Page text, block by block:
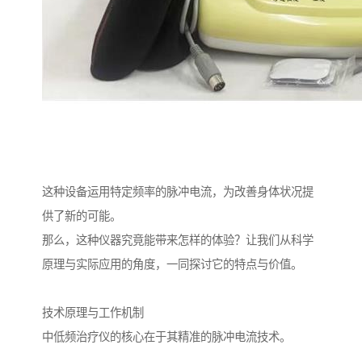
这种设备运用特定频率的脉冲电流，为改善身体状况提
供了新的可能。
那么，这种仪器究竟能带来怎样的体验？让我们从科学
原理与实际应用的角度，一同探讨它的特点与价值。
技术原理与工作机制
中低频治疗仪的核心在于其精准的脉冲电流技术。